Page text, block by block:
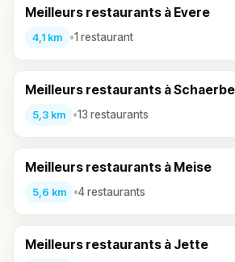
Meilleurs restaurants à Evere
4,1 km •1 restaurant
Meilleurs restaurants à
5,3 km •13 restaurants
Meilleurs restaurants à Meise
5,6 km •4 restaurants
Meilleurs restaurants à Jette